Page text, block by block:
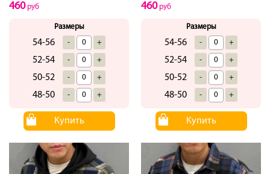
460руб
Размеры
54-56 - +
52-54 - +
50-52 - +
48-50 - +
Купить
460руб
Размеры
54-56 - +
52-54 - +
50-52 - +
48-50 - +
Купить